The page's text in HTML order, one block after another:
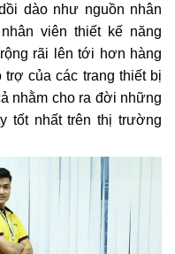
dào như nguồn nhân
viên thiết kế năng
rãi lên tới hơn hàng
của các trang thiết bị
nhằm cho ra đời những
tốt nhất trên thị trường